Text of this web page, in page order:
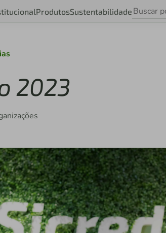
ProdutosSustentabilidade
2023